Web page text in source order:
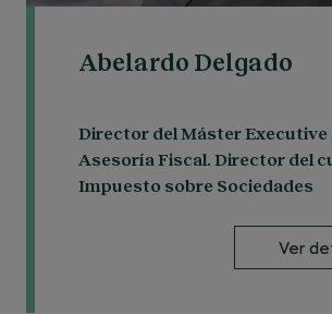
Abelardo Delgado
Director del Máster Executive
Asesoría Fiscal. Director del
Impuesto sobre Sociedades
Ver